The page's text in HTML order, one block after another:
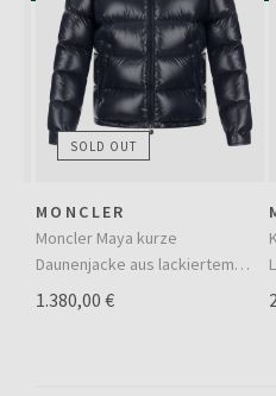
SOLD OUT
MONCLER
Moncler Maya kurze
Daunenjacke aus lackiertem
Nylon
1.380,00 €